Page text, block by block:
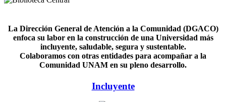
La Dirección General de Atención a la Comunidad (DGACO)
enfoca su labor en la construcción de una Universidad más
incluyente, saludable, segura y sustentable.
Colaboramos con otras entidades para acompañar a la
Comunidad UNAM en su pleno desarrollo.
Incluyente